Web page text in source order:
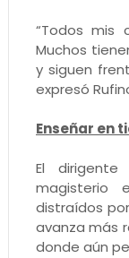
“Todos mis
Muchos
y siguen
expresó
Enseñar en
El
magisterio
distraídos
avanza más
donde aún